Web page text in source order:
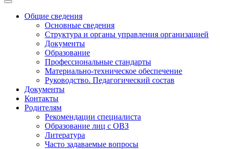
Toggle
navigationОбщие сведения
Основные сведения
Структура и органы управления организацией
Документы
Образование
Профессиональные стандарты
Материально-техническое обеспечение
Руководство. Педагогический состав
Документы
Контакты
Родителям
Рекомендации специалиста
Образование лиц с ОВЗ
Литература
Часто задаваемые вопросы